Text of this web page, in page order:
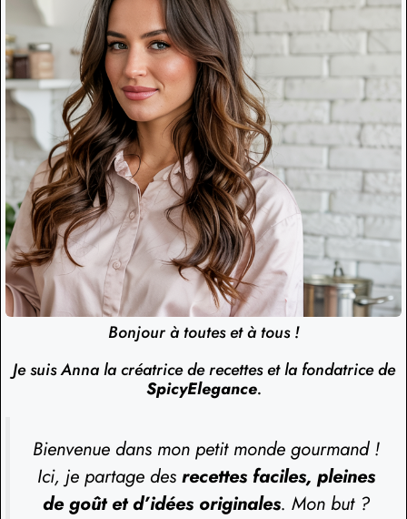
Bonjour à toutes et à tous !
Je suis Anna la créatrice de recettes et la fondatrice de
SpicyElegance.
Bienvenue dans mon petit monde gourmand !
Ici, je partage des recettes faciles, pleines
de goût et d’idées originales. Mon but ?